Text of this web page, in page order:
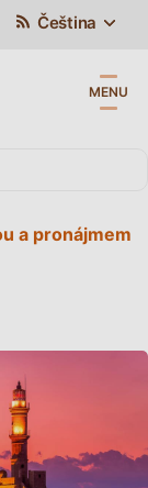
Čeština
MENU
a pronájmem